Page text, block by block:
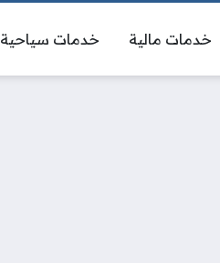
خدمات مالية خدمات سياحية